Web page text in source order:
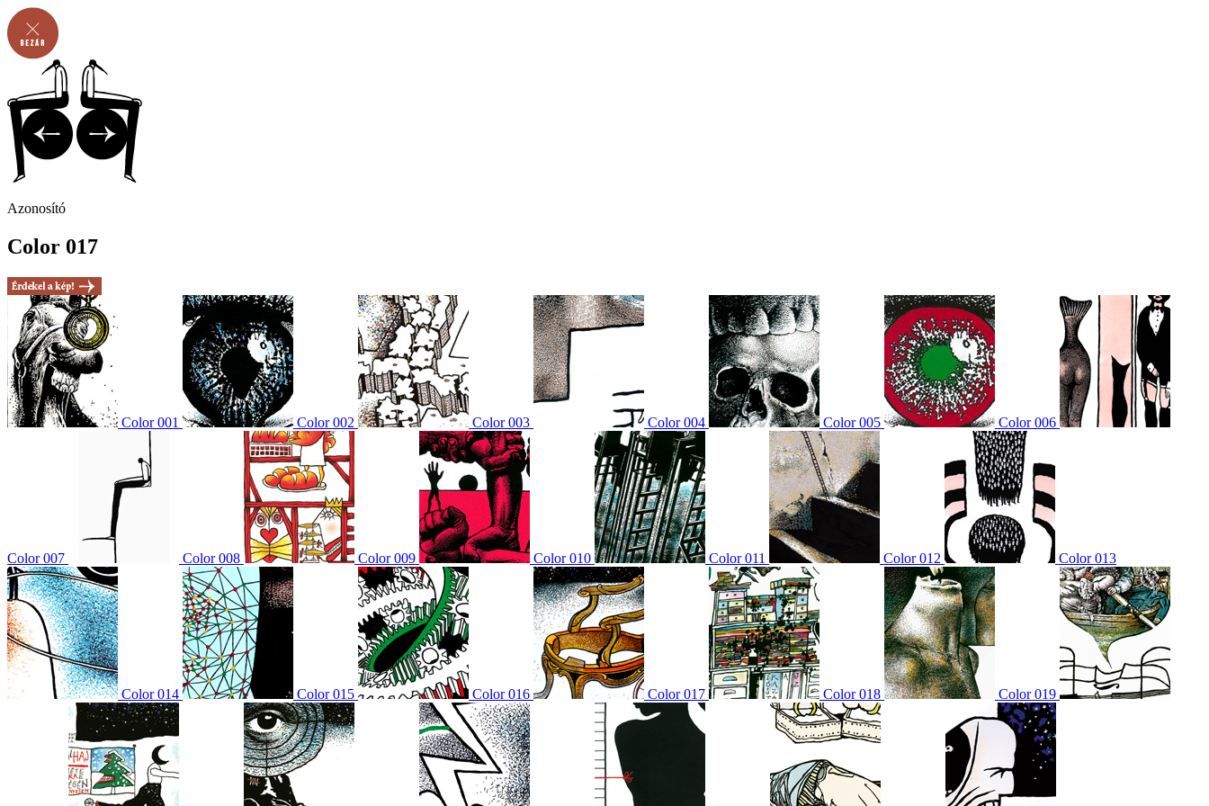
Azonosító
Color 017
Color 001 Color 002 Color 003 Color 004 Color 005 Color 006
Color 007 Color 008 Color 009 Color 010 Color 011 Color 012 Color 013
Color 014 Color 015 Color 016 Color 017 Color 018 Color 019